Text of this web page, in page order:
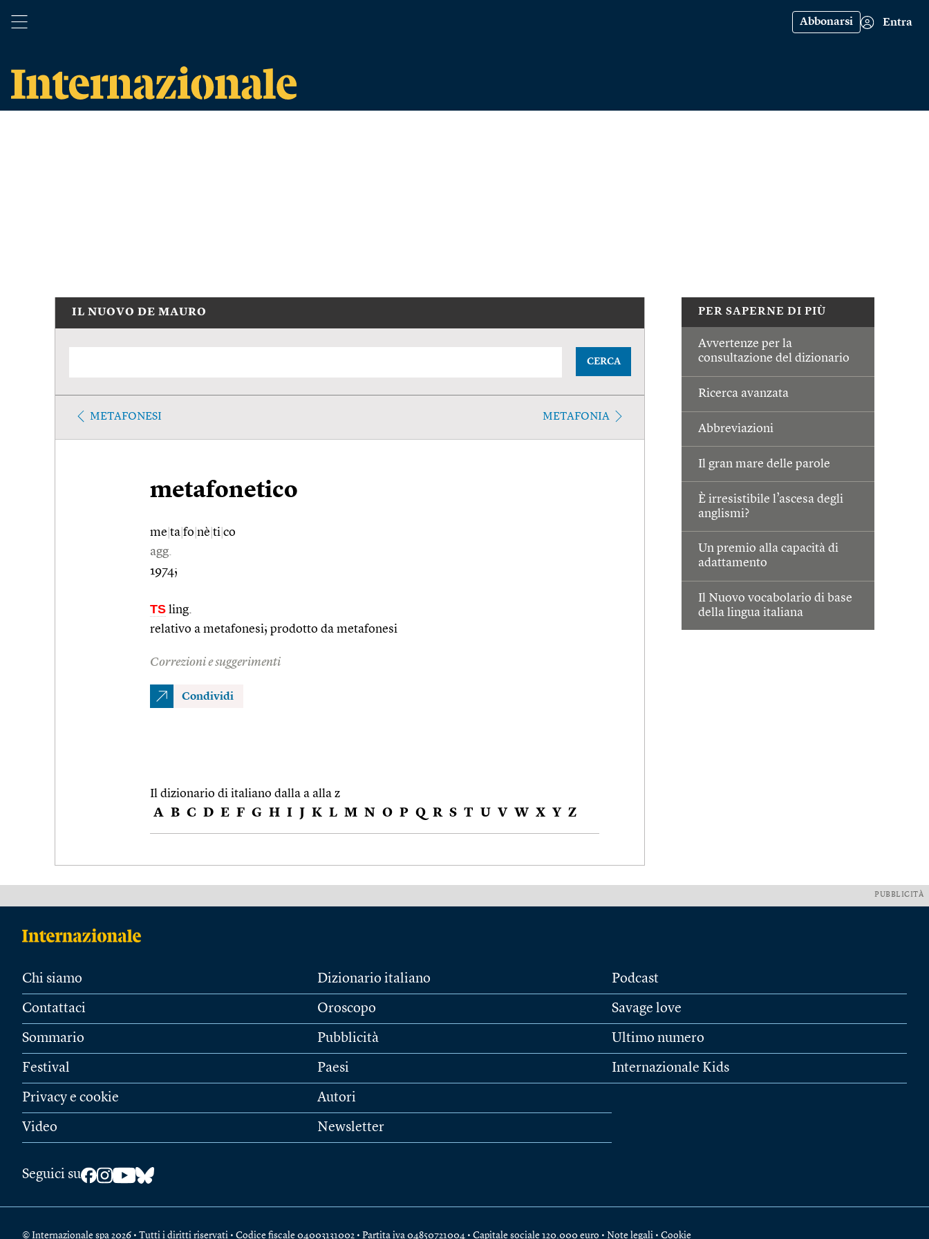
Abbonarsi Entra
PER SAPERNE DI PIÙ
Avvertenze per la
consultazione del dizionario
Ricerca avanzata
Abbreviazioni
Il gran mare delle parole
È irresistibile l’ascesa degli
anglismi?
Un premio alla capacità di
adattamento
Il Nuovo vocabolario di base
della lingua italiana
IL NUOVO DE MAURO
CERCA
METAFONESI METAFONIA
metafonetico
me ta fo nè ti co
agg.
1974;
TS ling.
relativo a metafonesi; prodotto da metafonesi
Correzioni e suggerimenti
Condividi
Il dizionario di italiano dalla a alla z
A B C D E F G H I J K L M N O P Q R S T U V W X Y Z
PUBBLICITÀ
Chi siamo
Contattaci
Sommario
Festival
Privacy e cookie
Video
Dizionario italiano
Oroscopo
Pubblicità
Paesi
Autori
Newsletter
Podcast
Savage love
Ultimo numero
Internazionale Kids
Seguici su
© Internazionale spa 2026 • Tutti i diritti riservati • Codice fiscale 04003131002 • Partita iva 04850721004 • Capitale sociale 120.000 euro • Note legali • Cookie